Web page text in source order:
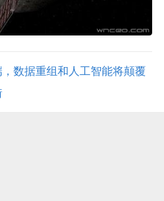
数据重组和人工智能将颠覆